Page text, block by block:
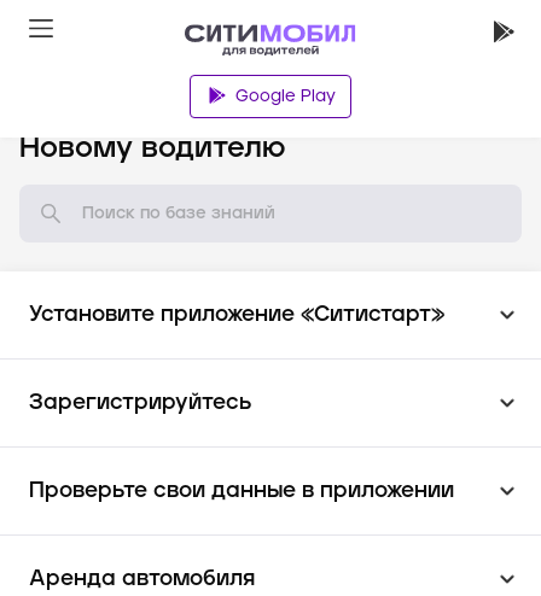
Google Play
Новому водителю
Установите приложение «Ситистарт»
Зарегистрируйтесь
Проверьте свои данные в приложении
Аренда автомобиля